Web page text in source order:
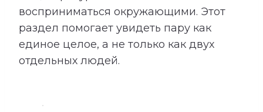
восприниматься окружающими. Этот
раздел помогает увидеть пару как
единое целое, а не только как двух
отдельных людей.